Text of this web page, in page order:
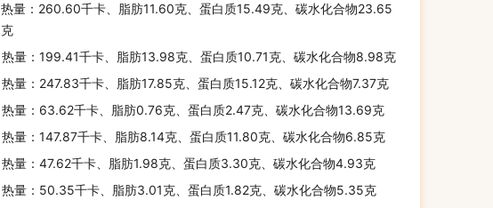
热量：260.60千卡、脂肪11.60克、蛋白质15.49克、碳水化合物23.65
克
热量：199.41千卡、脂肪13.98克、蛋白质10.71克、碳水化合物8.98克
热量：247.83千卡、脂肪17.85克、蛋白质15.12克、碳水化合物7.37克
热量：63.62千卡、脂肪0.76克、蛋白质2.47克、碳水化合物13.69克
热量：147.87千卡、脂肪8.14克、蛋白质11.80克、碳水化合物6.85克
热量：47.62千卡、脂肪1.98克、蛋白质3.30克、碳水化合物4.93克
热量：50.35千卡、脂肪3.01克、蛋白质1.82克、碳水化合物5.35克